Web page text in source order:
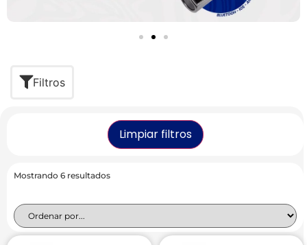
Filtros
Limpiar filtros
Mostrando 6 resultados